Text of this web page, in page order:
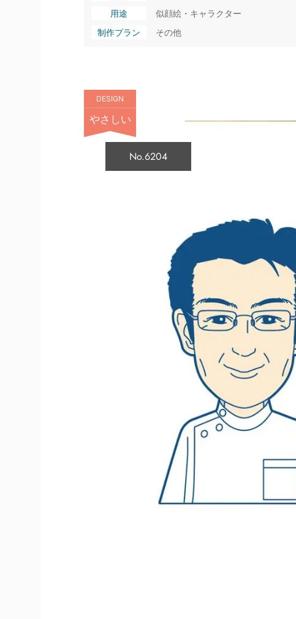
用途
似顔絵・キャラクター
制作プラン
その他
DESIGN
やさしい
No.6204